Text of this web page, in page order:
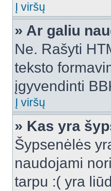
Į viršų
» Ar galiu
Ne. Rašyti
teksto
įgyvendinti
Į viršų
» Kas yra
Šypsenėlės
naudojami
tarpu :( yra